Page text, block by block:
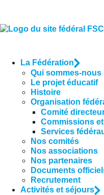
La Fédération
Qui sommes-nous
Le projet éducatif
Histoire
Organisation
Comité
Commissions
Services
Nos comités
Nos associations
Nos partenaires
Documents
Recrutement
Activités et séjours